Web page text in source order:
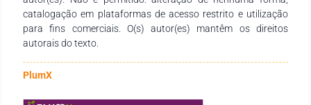
catalogação em plataformas de acesso restrito e utilização
para fins comerciais. O(s) autor(es) mantêm os direitos
autorais do texto.
PlumX